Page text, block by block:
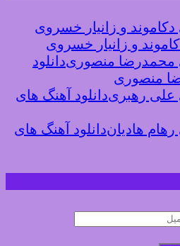
و زانیار خسروی
دانلود
منصوری
دانلود آهنگ های
دانلود آهنگ های